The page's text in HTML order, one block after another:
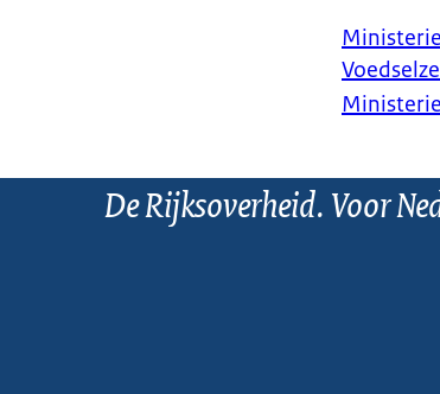
Ministerie
De Rijksoverheid. Voor